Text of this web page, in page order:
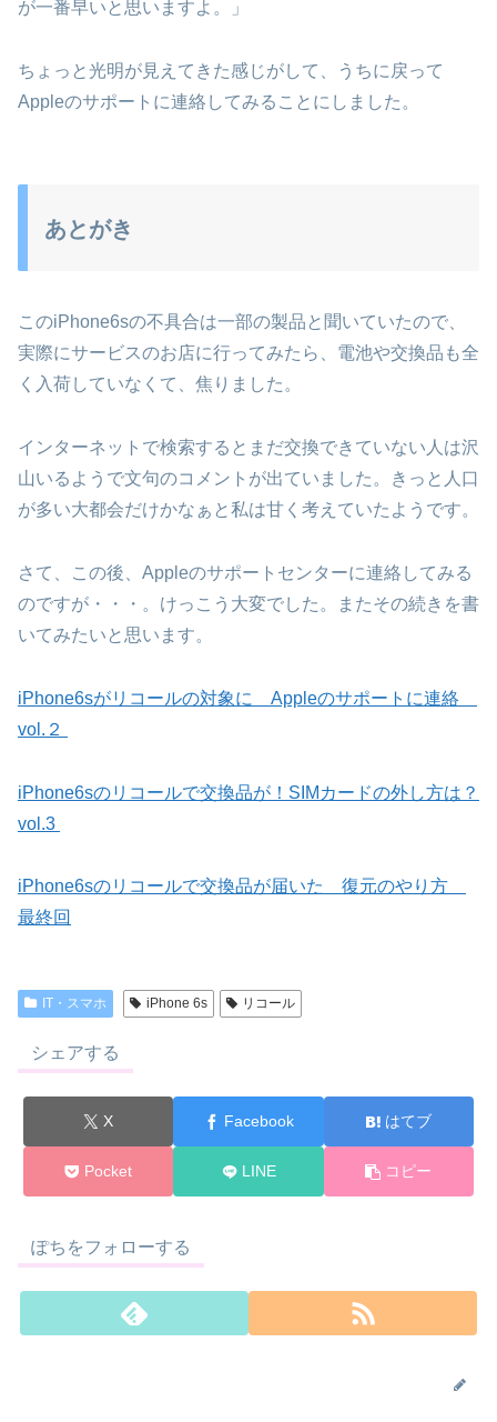
が一番早いと思いますよ。」
ちょっと光明が見えてきた感じがして、うちに戻って
Appleのサポートに連絡してみることにしました。
あとがき
このiPhone6sの不具合は一部の製品と聞いていたので、
実際にサービスのお店に行ってみたら、電池や交換品も全
く入荷していなくて、焦りました。
インターネットで検索するとまだ交換できていない人は沢
山いるようで文句のコメントが出ていました。きっと人口
が多い大都会だけかなぁと私は甘く考えていたようです。
さて、この後、Appleのサポートセンターに連絡してみる
のですが・・・。けっこう大変でした。またその続きを書
いてみたいと思います。
iPhone6sがリコールの対象に Appleのサポートに連絡
vol.２
iPhone6sのリコールで交換品が！SIMカードの外し方は？
vol.3
iPhone6sのリコールで交換品が届いた 復元のやり方
最終回
IT・スマホ iPhone 6s リコール
シェアする
X Facebook はてブ
Pocket LINE コピー
ぽちをフォローする